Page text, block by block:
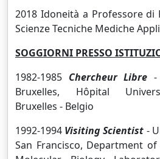
2018 Idoneità a Professore di
Scienze Tecniche Mediche
SOGGIORNI PRESSO
1982-1985 Chercheur Libre -
Bruxelles, Hôpital
Bruxelles - Belgio
1992-1994 Visiting Scientist -
San Francisco, Department